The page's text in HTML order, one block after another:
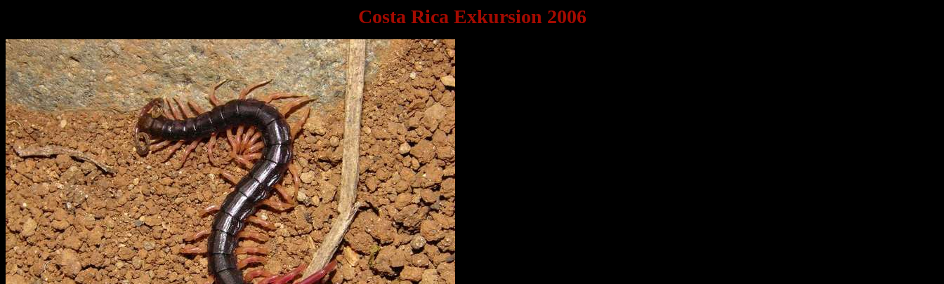
Costa Rica Exkursion 2006